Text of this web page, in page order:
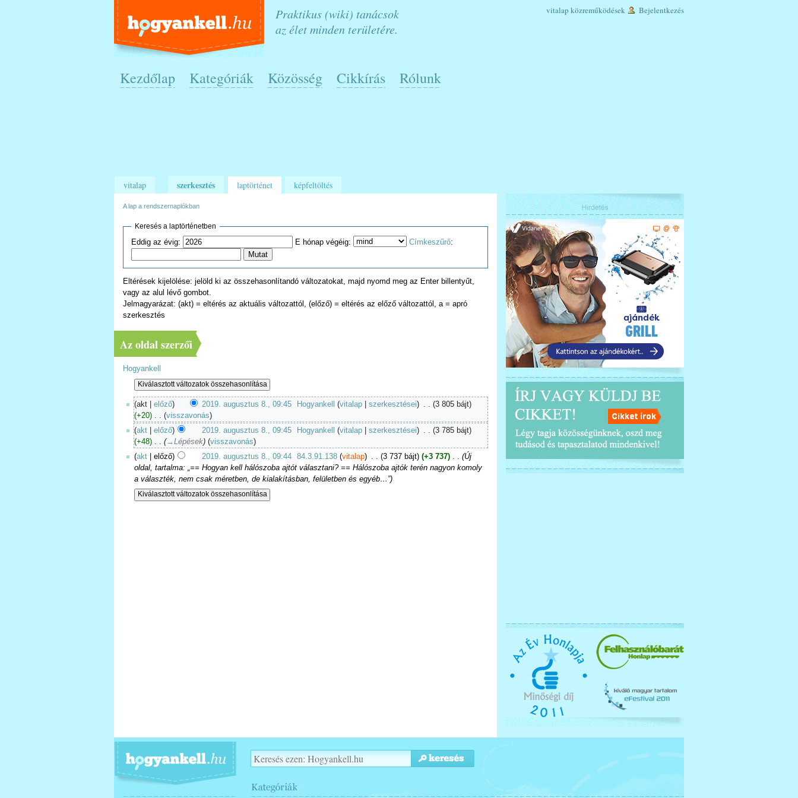
Praktikus (wiki) tanácsok
az élet minden területére.
vitalap közreműködések Bejelentkezés
Kezdőlap Kategóriák Közösség Cikkírás Rólunk
vitalap szerkesztés laptörténet képfeltöltés
A lap a rendszernaplókban
Keresés a laptörténetben
Eddig az évig:
E hónap végéig: Címkeszűrő:
Eltérések kijelölése: jelöld ki az összehasonlítandó változatokat, majd nyomd meg az Enter billentyűt,
vagy az alul lévő gombot.
Jelmagyarázat: (akt) = eltérés az aktuális változattól, (előző) = eltérés az előző változattól, a = apró
szerkesztés
Az oldal szerzői
Hogyankell
(akt | előző) 2019. augusztus 8., 09:45 Hogyankell (vitalap |szerkesztései) . . (3 805 bájt)
(+20) . . (visszavonás)
(akt előző) 2019. augusztus 8., 09:45 Hogyankell (vitalap |szerkesztései) . . (3 785 bájt)
(+48) . . (→Lépések) (visszavonás)
(akt | előző) 2019. augusztus 8., 09:44 84.3.91.138 (vitalap) . . (3 737 bájt) (+3 737)‎ . . (Új
oldal, tartalma: „== Hogyan kell hálószoba ajtót választani? == Hálószoba ajtók terén nagyon komoly
a választék, nem csak méretben, de kialakításban, felületben és egyéb…”)